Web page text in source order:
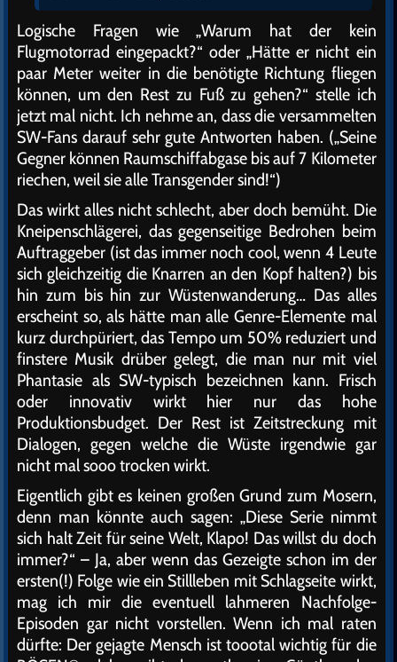
Logische Fragen wie „Warum hat der kein
Flugmotorrad eingepackt?“ oder „Hätte er nicht ein
paar Meter weiter in die benötigte Richtung fliegen
können, um den Rest zu Fuß zu gehen?“ stelle ich
jetzt mal nicht. Ich nehme an, dass die versammelten
SW-Fans darauf sehr gute Antworten haben. („Seine
Gegner können Raumschiffabgase bis auf 7 Kilometer
riechen, weil sie alle Transgender sind!“)
Das wirkt alles nicht schlecht, aber doch bemüht. Die
Kneipenschlägerei, das gegenseitige Bedrohen beim
Auftraggeber (ist das immer noch cool, wenn 4 Leute
sich gleichzeitig die Knarren an den Kopf halten?) bis
hin zum bis hin zur Wüstenwanderung… Das alles
erscheint so, als hätte man alle Genre-Elemente mal
kurz durchpüriert, das Tempo um 50% reduziert und
finstere Musik drüber gelegt, die man nur mit viel
Phantasie als SW-typisch bezeichnen kann. Frisch
oder innovativ wirkt hier nur das hohe
Produktionsbudget. Der Rest ist Zeitstreckung mit
Dialogen, gegen welche die Wüste irgendwie gar
nicht mal sooo trocken wirkt.
Eigentlich gibt es keinen großen Grund zum Mosern,
denn man könnte auch sagen: „Diese Serie nimmt
sich halt Zeit für seine Welt, Klapo! Das willst du doch
immer?“ – Ja, aber wenn das Gezeigte schon im der
ersten(!) Folge wie ein Stillleben mit Schlagseite wirkt,
mag ich mir die eventuell lahmeren Nachfolge-
Episoden gar nicht vorstellen. Wenn ich mal raten
dürfte: Der gejagte Mensch ist toootal wichtig für die